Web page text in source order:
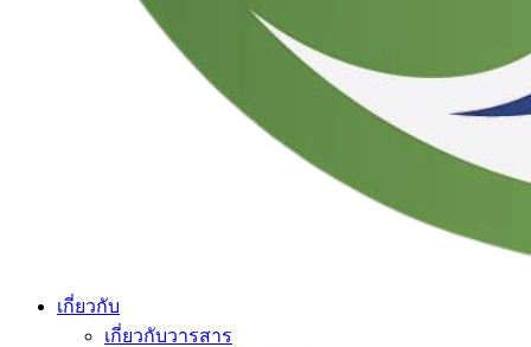
เกี่ยวกับ
เกี่ยวกับวารสาร